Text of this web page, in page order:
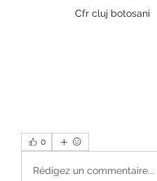
Cfr cluj botosani
0
Rédigez un commentaire...